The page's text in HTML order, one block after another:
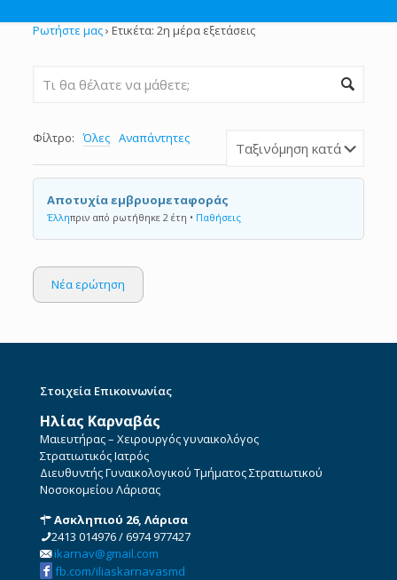
Ρωτήστε μας› Ετικέτα: 2η μέρα εξετάσεις
Φίλτρο: Όλες Αναπάντητες
Αποτυχία εμβρυομεταφοράς
Έλληπριν από ρωτήθηκε 2 έτη • Παθήσεις
Νέα ερώτηση
Στοιχεία Επικοινωνίας
Ηλίας Καρναβάς
Μαιευτήρας – Χειρουργός γυναικολόγος
Στρατιωτικός Ιατρός
Διευθυντής Γυναικολογικού Τμήματος Στρατιωτικού
Νοσοκομείου Λάρισας
Ασκληπιού 26, Λάρισα
2413 014976/6974 977427
ikarnav@gmail.com
fb.com/iliaskarnavasmd